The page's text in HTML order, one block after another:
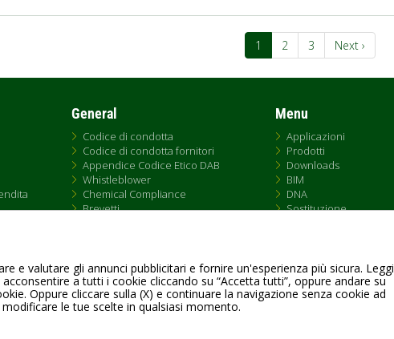
e valutare gli annunci pubblicitari e fornire un'esperienza più sicura. Leggi
a tutti i cookie cliccando su “Accetta tutti”, oppure andare su
Oppure cliccare sulla (X) e continuare la navigazione senza cookie ad
le tue scelte in qualsiasi momento.
Pagina
attuale
1 Pagina
2 Pagina
3
Pagina
successiva
Next ›
General
Codice di condotta
Codice di condotta fornitori
Appendice Codice Etico DAB
Whistleblower
Chemical Compliance
Brevetti
Menu
Applicazioni
Prodotti
Downloads
BIM
DNA
Sostituzione